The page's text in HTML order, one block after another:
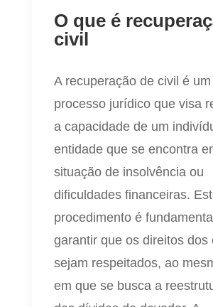
O que é
civil
A recuperação de civil é um
processo jurídico que visa
a capacidade de um
entidade que se encontra
situação de insolvência ou
dificuldades financeiras.
procedimento é
garantir que os direitos dos
sejam respeitados, ao
em que se busca a